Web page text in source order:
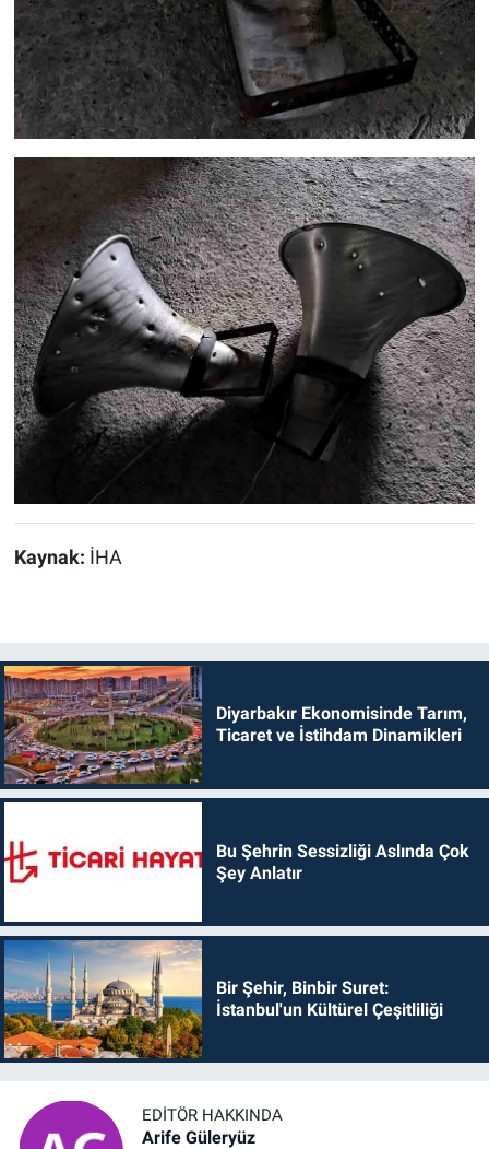
Kaynak: İHA
Diyarbakır Ekonomisinde Tarım,
Ticaret ve İstihdam Dinamikleri
Bu Şehrin Sessizliği Aslında Çok
Şey Anlatır
Bir Şehir, Binbir Suret:
İstanbul'un Kültürel Çeşitliliği
EDITÖR HAKKINDA
Arife Güleryüz